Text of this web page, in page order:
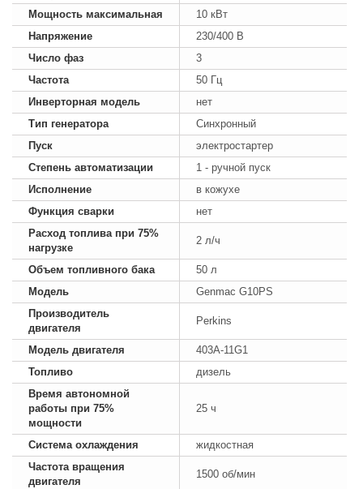
Мощность максимальная
10 кВт
Напряжение
230/400 В
Число фаз
3
Частота
50 Гц
Инверторная модель
нет
Тип генератора
Синхронный
Пуск
электростартер
Степень автоматизации
1 - ручной пуск
Исполнение
в кожухе
Функция сварки
нет
Расход топлива при 75%
нагрузке
2 л/ч
Объем топливного бака
50 л
Модель
Genmac G10PS
Производитель
двигателя
Perkins
Модель двигателя
403A-11G1
Топливо
дизель
Время автономной
работы при 75%
мощности
25 ч
Система охлаждения
жидкостная
Частота вращения
двигателя
1500 об/мин